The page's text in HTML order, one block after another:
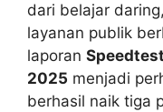
dari belajar
layanan publik
laporan
2025 menjadi
berhasil naik tiga